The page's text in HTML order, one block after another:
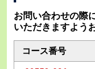
お問い合わせの際
いただきますよう
コース番号